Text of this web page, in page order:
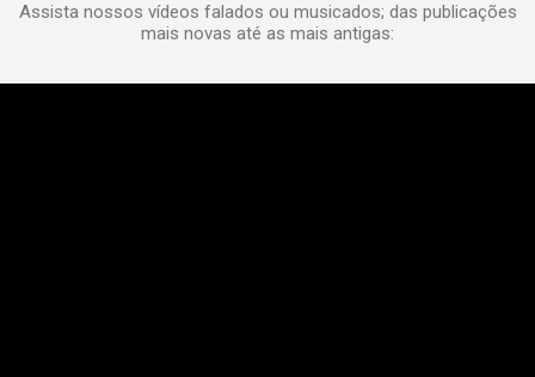
Assista nossos vídeos falados ou musicados; das publicações
mais novas até as mais antigas: